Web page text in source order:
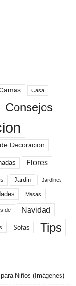
Casa
Consejos
de Decoracion
Flores
Jardin Jardines
Mesas
de Navidad
Sofas Tips
Niños (Imágenes)